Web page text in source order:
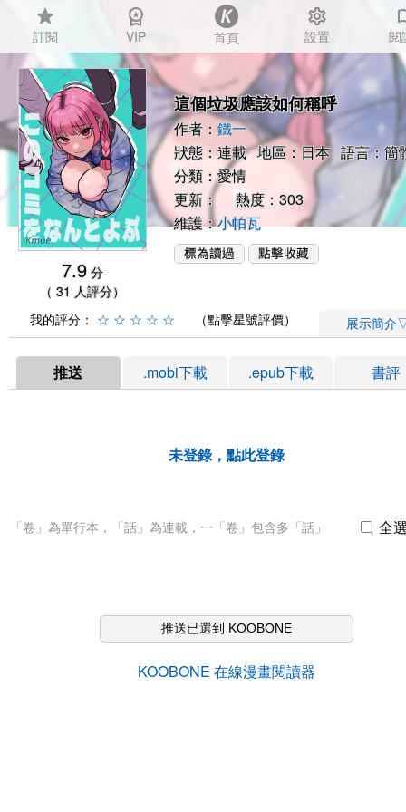
star
訂閱
workspace_premium
VIP 首頁
settings
設置 閱
7.9 分
（ 31 人評分）
這個垃圾應該如何稱呼
作者： 鐵一
狀態：連載 地區：日本 語言：簡
分類：愛情
更新： 熱度：303
維護：小帕瓦
我的評分： ☆ ☆ ☆ ☆ ☆ （點擊星號評價） 展示簡介
推送 .mobi下載 .epub下載 書評
未登錄，點此登錄
「卷」為單行本，「話」為連載，一「卷」包含多「話」 全
推送已選到 KOOBONE
KOOBONE 在線漫畫閱讀器